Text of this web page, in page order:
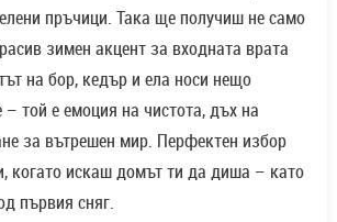
пръчици. Така ще получиш не само
зимен акцент за входната врата
на бор, кедър и ела носи нещо
– той е емоция на чистота, дъх на
за вътрешен мир. Перфектен избор
когато искаш домът ти да диша – като
първия сняг.